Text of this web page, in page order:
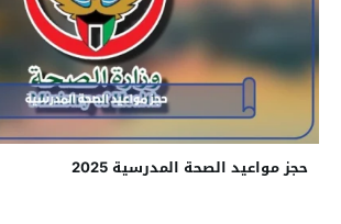
حجز مواعيد الصحة المدرسية 2025